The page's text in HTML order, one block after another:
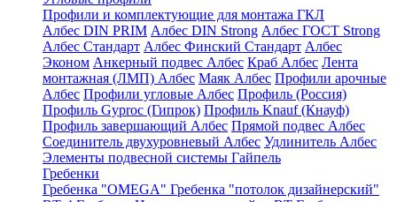
Профили и комплектующие для монтажа ГКЛ
Албес DIN PRIM Албес DIN Strong Албес ГОСТ Strong
Албес Стандарт Албес Финский Стандарт Албес
Эконом Анкерный подвес Албес Краб Албес Лента
монтажная (ЛМП) Албес Маяк Албес Профили арочные
Албес Профили угловые Албес Профиль (Россия)
Профиль Gyproc (Гипрок) Профиль Knauf (Кнауф)
Профиль завершающий Албес Прямой подвес Албес
Соединитель двухуровневый Албес Удлинитель Албес
Элементы подвесной системы Гайпель
Гребенки
Гребенка "OMEGA" Гребенка "потолок дизайнерский"